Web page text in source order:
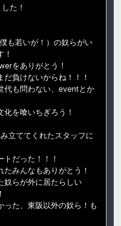
た！
も若いが！）の奴らがい
をありがとう！
負けないからね！！！
代も問わない、eventとか
を喰いちぎろう！
立ててくれたスタッフに
だった！！！
みんなもありがとう！
奴らが外に居たらしい
った、東阪以外の奴ら！も